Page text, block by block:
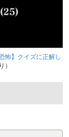
恐怖】クイズに正解し
）